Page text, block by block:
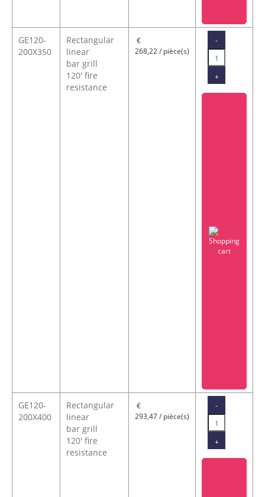
GE120-
200X350
Rectangular
linear
bar grill
120' fire
resistance
268,22 / pièce(s)
GE120-
200X400
Rectangular
linear
bar grill
120' fire
resistance
293,47 / pièce(s)